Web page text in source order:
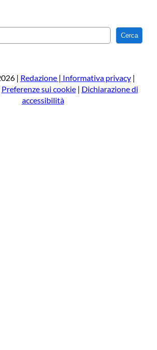
e
a
Cerca
| Redazione | Informativa privacy|
Preferenze sui cookie| Dichiarazione di
accessibilità